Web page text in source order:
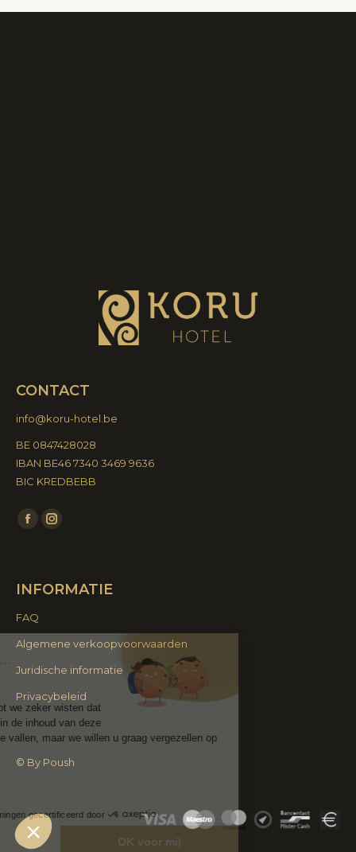
wij zijn het...
gewacht tot we zeker wisten dat
was in de inhoud van deze
u lastig te vallen, maar we willen u graag vergezellen op
dat goed?
Toestemmingen gecertificeerd door
Ik kies
CONTACT
info@koru-hotel.be
BE 0847428028
IBAN BE46 7340 3469 9636
BIC KREDBEBB
Vind ons op:
Facebook
in
window
Instagram
in
window
INFORMATIE
FAQ
Algemene verkoopvoorwaarden
Juridische informatie
Privacybeleid
© By Poush